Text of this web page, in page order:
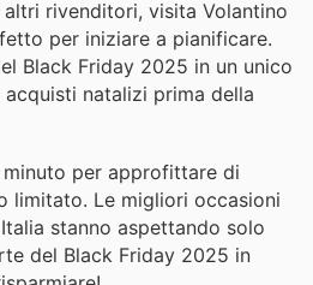
rivenditori, visita Volantino
per iniziare a pianificare.
Black Friday 2025 in un unico
natalizi prima della
per approfittare di
limitato. Le migliori occasioni
stanno aspettando solo
del Black Friday 2025 in